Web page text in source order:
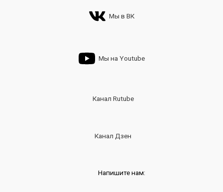
Мы в ВК
Мы на Youtube
Канал Rutube
Канал Дзен
Напишите нам: